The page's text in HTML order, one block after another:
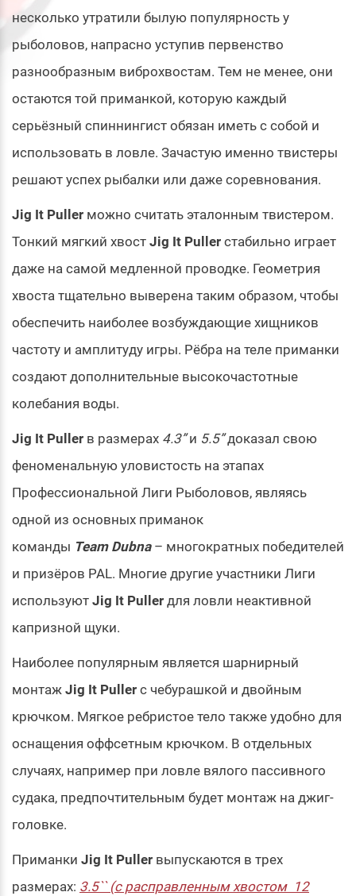
несколько утратили былую популярность у
рыболовов, напрасно уступив первенство
разнообразным виброхвостам. Тем не менее, они
остаются той приманкой, которую каждый
серьёзный спиннингист обязан иметь с собой и
использовать в ловле. Зачастую именно твистеры
решают успех рыбалки или даже соревнования.
Jig It Puller можно считать эталонным твистером.
Тонкий мягкий хвост Jig It Puller стабильно играет
даже на самой медленной проводке. Геометрия
хвоста тщательно выверена таким образом, чтобы
обеспечить наиболее возбуждающие хищников
частоту и амплитуду игры. Рёбра на теле приманки
создают дополнительные высокочастотные
колебания воды.
Jig It Puller в размерах 4.3” и 5.5” доказал свою
феноменальную уловистость на этапах
Профессиональной Лиги Рыболовов, являясь
одной из основных приманок
команды Team Dubna – многократных победителей
и призёров PAL. Многие другие участники Лиги
используют Jig It Puller для ловли неактивной
капризной щуки.
Наиболее популярным является шарнирный
монтаж Jig It Puller с чебурашкой и двойным
крючком. Мягкое ребристое тело также удобно для
оснащения оффсетным крючком. В отдельных
случаях, например при ловле вялого пассивного
судака, предпочтительным будет монтаж на джиг-
головке.
Приманки Jig It Puller выпускаются в трех
размерах: 3.5`` (с расправленным хвостом 12